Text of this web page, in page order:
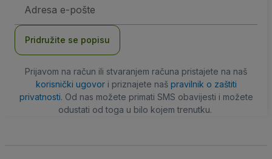
mail
Pridružite se popisu
Prijavom na račun ili stvaranjem računa pristajete na naš
korisnički ugovori priznajete naš pravilnik o zaštiti
privatnosti. Od nas možete primati SMS obavijesti i možete
odustati od toga u bilo kojem trenutku.